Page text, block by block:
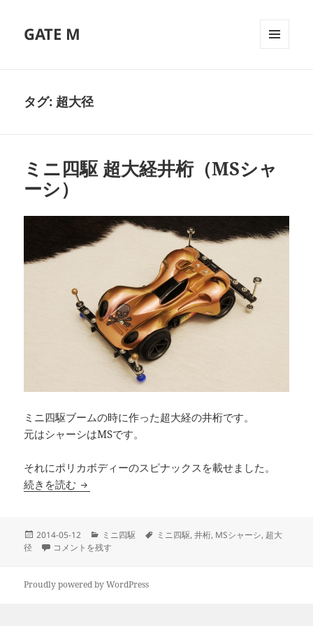
GATE M
タグ: 超大径
ミニ四駆 超大経井桁（MSシャ
ーシ）
ミニ四駆ブームの時に作った超大経の井桁です。
元はシャーシはMSです。
それにポリカボディーのスピナックスを載せました。
続きを読む ミニ四駆 超大経井桁（MSシャーシ）
投
稿
2014-05-12
カ
テ
ー
ミニ四駆
タ
ミニ四駆,井桁, MSシャーシ, 超大
径
ミニ四駆 超大経井桁（MSシャーシ） に
コメントを残す
Proudly powered by WordPress